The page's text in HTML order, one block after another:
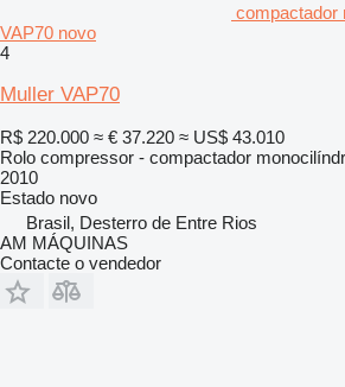
compactador
VAP70 novo
4
Muller VAP70
R$ 220.000 ≈ € 37.220 ≈ US$ 43.010
Rolo compressor - compactador
2010
Estado novo
Brasil, Desterro de Entre Rios
AM MÁQUINAS
Contacte o vendedor